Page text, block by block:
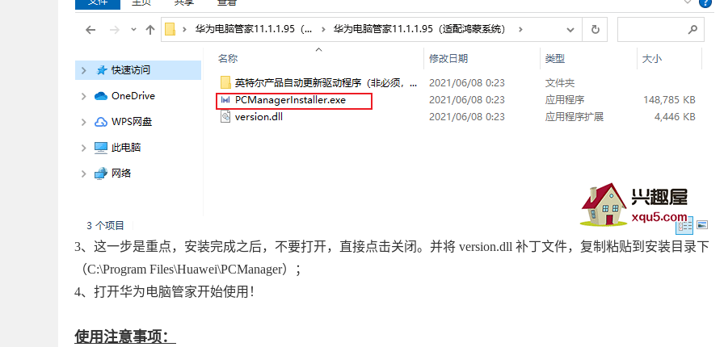
3、这一步是重点，安装完成之后，不要打开，直接点击关闭。并将 version.dll 补丁文件，复制粘贴到安装目录下
（C:\Program Files\Huawei\PCManager）；
4、打开华为电脑管家开始使用！
使用注意事项：